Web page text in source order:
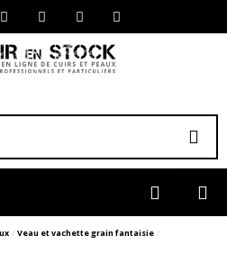
Veau et vachette grain fantaisie